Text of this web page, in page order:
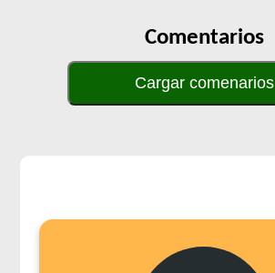
Comentarios
Cargar comenarios